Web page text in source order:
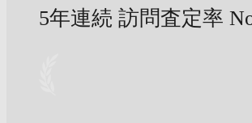
5年連続 訪問査定率